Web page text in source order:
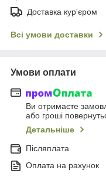
Доставка кур'єром
Всі умови доставки
Умови оплати
Ви отримаєте
або гроші
Детальніше
Післяплата
Оплата на рахунок